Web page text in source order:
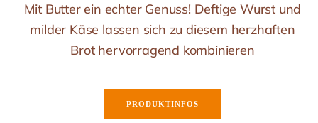
Mit Butter ein echter Genuss! Deftige Wurst und
milder Käse lassen sich zu diesem herzhaften
Brot hervorragend kombinieren
PRODUKTINFOS